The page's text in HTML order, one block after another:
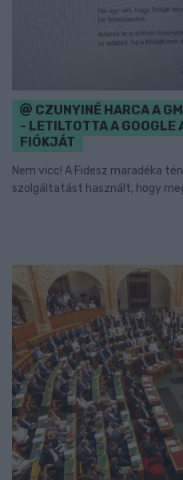
CZUNYINÉ HARCA A
- LETILTOTTA A GOOGLE
FIÓKJÁT
Nem vicc! A Fidesz maradéka
szolgáltatást használt, hogy